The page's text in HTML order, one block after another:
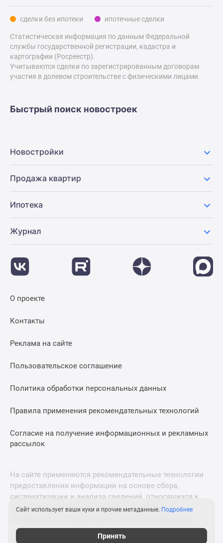
скидками
41%
Видео
360°
новостроек
Rutube
реновации
Москве
Новостройки
премиум-
класса
Новостройки
бизнес-
класса
Траншевая
Дома
Коттеджные
Москве
коттеджные
поселки
коттеджные
поселки
Коттеджные
поселки
сделки без ипотеки ипотечные сделки
Статистическая информация по данным Федеральной
службы государственной регистрации, кадастра и
картографии (Росреестр).
Учитываются сделки по зарегистрированным договорам
участия в долевом строительстве с физическими лицами.
Быстрый поиск новостроек
Новостройки
Продажа квартир
Ипотека
Журнал
О проекте
Контакты
Реклама на сайте
Пользовательское соглашение
Политика обработки персональных данных
Правила применения рекомендательных технологий
Согласие на получение информационных и рекламных
рассылок
На сайте применяются рекомендательные технологии
предоставления информации на основе сбора,
систематизации и анализа сведений, относящихся к
предпочтениям пользователей сети «Интернет»,
© 2011—2026 Новострой-М. Все права защищены. Всё,
Сайт использует ваши куки и прочие метаданные. Подробнее
Принять